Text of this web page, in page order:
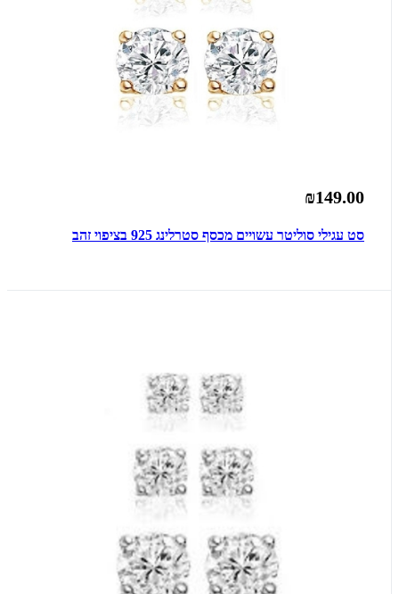
₪149.00
סט עגילי סוליטר עשויים מכסף סטרלינג 925 בציפוי זהב